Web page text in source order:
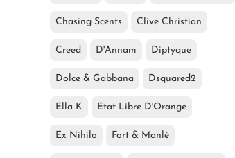
Chasing Scents Clive Christian
Creed D'Annam Diptyque
Dolce & Gabbana Dsquared2
Ella K Etat Libre D'Orange
Ex Nihilo Fort & Manlé